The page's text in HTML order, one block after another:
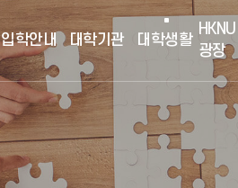
입학안내 대학기관 대학생활
HKNU
광장